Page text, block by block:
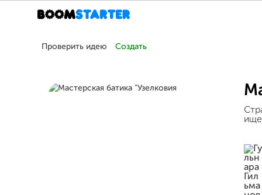
Проверить идею Создать